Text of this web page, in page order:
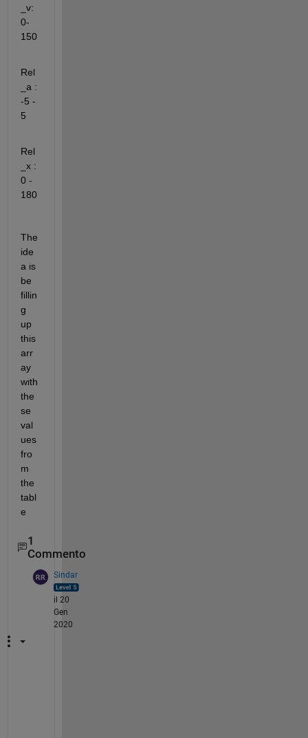
_v:
0-
150
Rel
_a :
-5 -
5
Rel
_x :
0 -
180
The
ide
a is
be
fillin
g
up
this
arr
ay
with
the
se
val
ues
fro
m
the
tabl
e
1
Commento
Sindar
il 20
Gen
2020